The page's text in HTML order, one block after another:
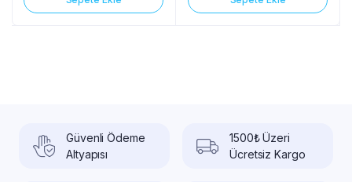
Güvenli Ödeme
Altyapısı
1500₺ Üzeri
Ücretsiz Kargo